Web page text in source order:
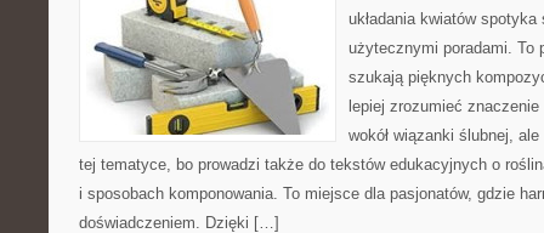
układania kwiatów
użytecznymi poradami. To
szukają pięknych
lepiej zrozumieć
wokół wiązanki ślubnej,
tej tematyce, bo prowadzi także do tekstów edukacyjnych o
i sposobach komponowania. To miejsce dla pasjonatów, gdzie
doświadczeniem. Dzięki […]